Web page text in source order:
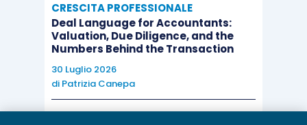
CRESCITA PROFESSIONALE
Deal Language for Accountants:
Valuation, Due Diligence, and the
Numbers Behind the Transaction
30 Luglio 2026
di Patrizia Canepa